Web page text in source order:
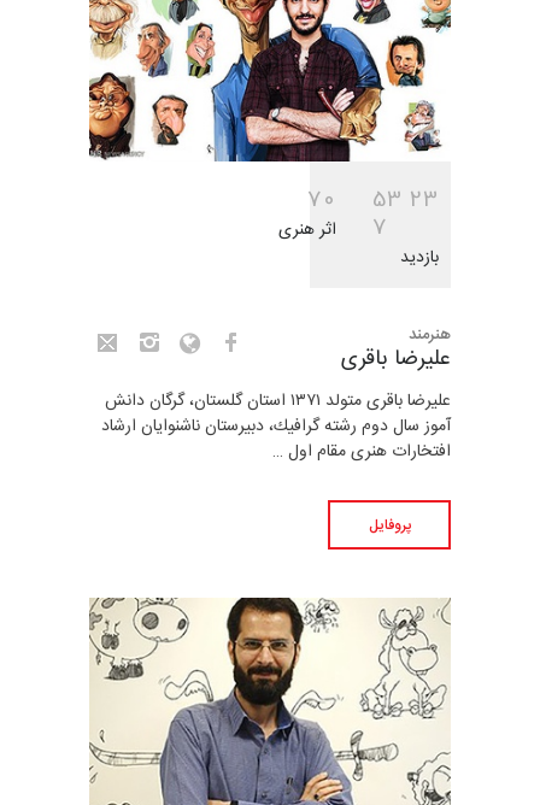
53 23
7
بازدید
70
اثر هنری
هنرمند
علیرضا باقری
علیرضا باقری متولد ۱۳۷۱ استان گلستان، گرگان دانش
آموز سال دوم رشته گرافیك، دبیرستان ناشنوایان ارشاد
افتخارات هنری مقام اول …
پروفایل